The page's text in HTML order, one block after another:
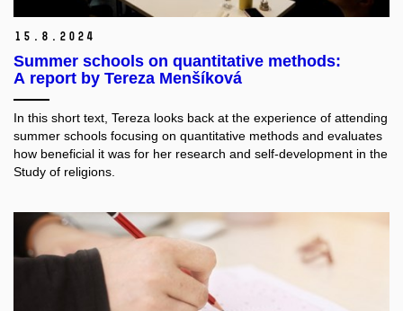
15. 8. 2024
Summer schools on quantitative methods:
A report by Tereza Menšíková
In this short text, Tereza looks back at the experience of attending
summer schools focusing on quantitative methods and evaluates
how beneficial it was for her research and self-development in the
Study of religions.